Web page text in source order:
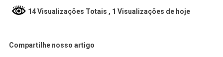
14 Visualizações Totais , 1 Visualizações de hoje
Compartilhe nosso artigo